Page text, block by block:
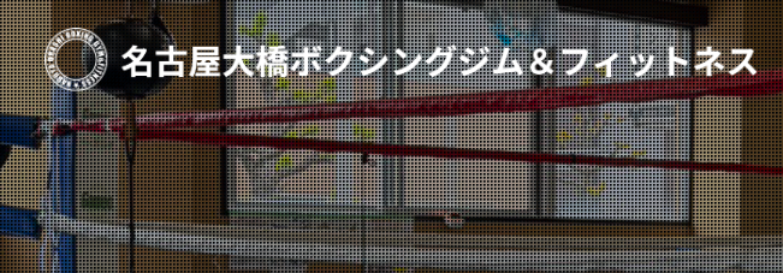
TOP
新着情報
ご予約
実戦コース